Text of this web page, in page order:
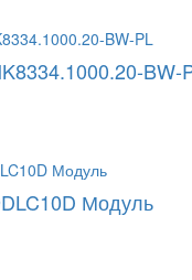
BW-
Модуль